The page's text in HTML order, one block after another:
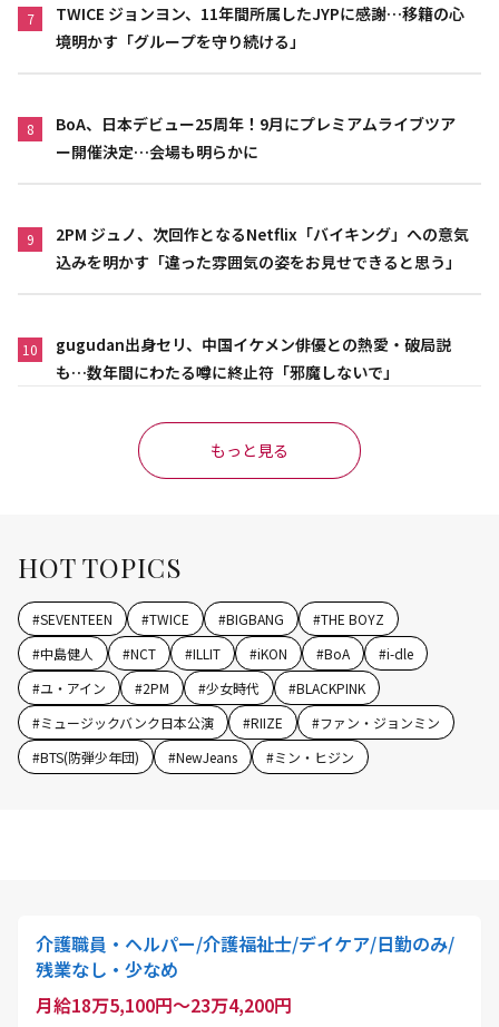
7
TWICE ジョンヨン、11年間所属したJYPに感謝…移籍の心
境明かす「グループを守り続ける」
8
BoA、日本デビュー25周年！9月にプレミアムライブツア
ー開催決定…会場も明らかに
9
2PM ジュノ、次回作となるNetflix「バイキング」への意気
込みを明かす「違った雰囲気の姿をお見せできると思う」
10
gugudan出身セリ、中国イケメン俳優との熱愛・破局説
も…数年間にわたる噂に終止符「邪魔しないで」
もっと見る
HOT TOPICS
#SEVENTEEN #TWICE #BIGBANG #THE BOYZ
#中島健人 #NCT #ILLIT #iKON #BoA #i-dle
#ユ・アイン #2PM #少女時代 #BLACKPINK
#ミュージックバンク日本公演 #RIIZE #ファン・ジョンミン
#BTS(防弾少年団) #NewJeans #ミン・ヒジン
介護職員・ヘルパー/介護福祉士/デイケア/日勤のみ/
残業なし・少なめ
月給18万5,100円～23万4,200円